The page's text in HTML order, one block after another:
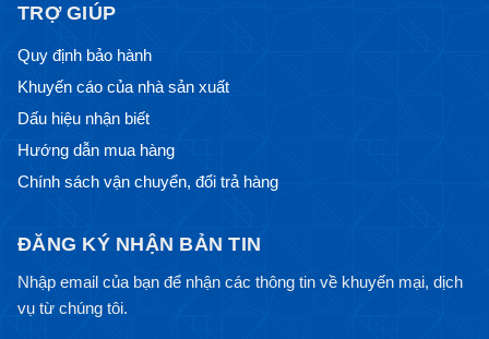
TRỢ GIÚP
Quy định bảo hành
Khuyến cáo của nhà sản xuất
Dấu hiệu nhận biết
Hướng dẫn mua hàng
Chính sách vận chuyển, đổi trả hàng
ĐĂNG KÝ NHẬN BẢN TIN
Nhập email của bạn để nhận các thông tin về khuyến mại, dịch
vụ từ chúng tôi.